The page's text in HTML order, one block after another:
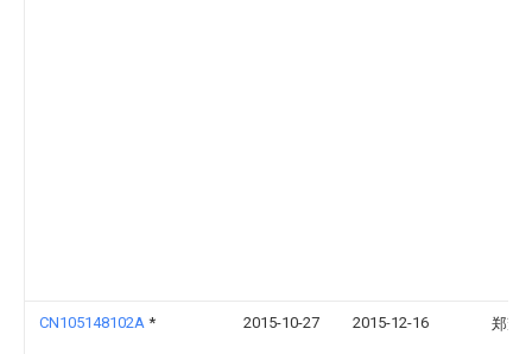
CN105148102A * 2015-10-27 2015-12-16 郑耀